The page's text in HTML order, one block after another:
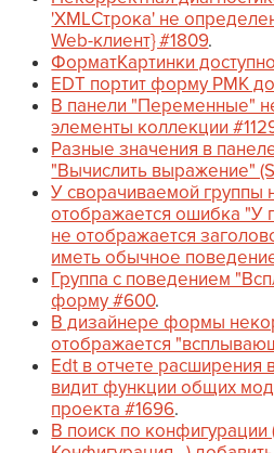
'XMLСтрока' не
Web-клиент} #1809.
ФорматКартинки
EDT портит форму РМК
В панели "Переменные"
элементы коллекции
Разные значения в
"Вычислить выражение"
У сворачиваемой
отображается ошибка "У
не отображается
иметь обычное
Группа с поведением
форму #600.
В дизайнере формы
отображается
Edt в отчете расширения
видит функции общих
проекта #1696.
В поиск по конфигурации